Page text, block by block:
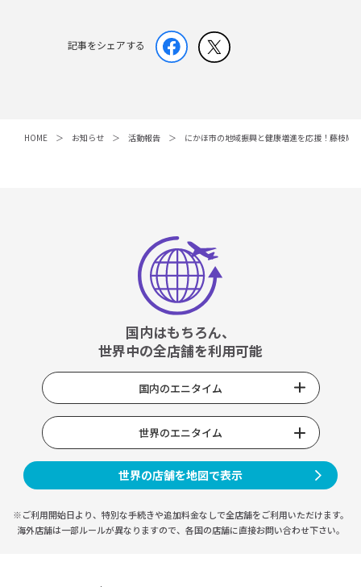
記事をシェアする
HOME お知らせ 活動報告 にかほ市の地域振興と健康増進を応援！藤枝
国内はもちろん、
世界中の全店舗を利用可能
国内のエニタイム
世界のエニタイム
世界の店舗を地図で表示
※ご利用開始日より、特別な手続きや追加料金なしで全店舗をご利用いただけます。
海外店舗は一部ルールが異なりますので、 各国の店舗に直接お問い合わせ下さい。